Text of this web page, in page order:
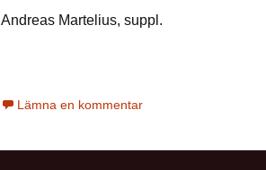
Andreas Martelius, suppl.
Lämna en kommentar